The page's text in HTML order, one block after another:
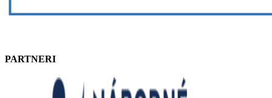
PARTNERI